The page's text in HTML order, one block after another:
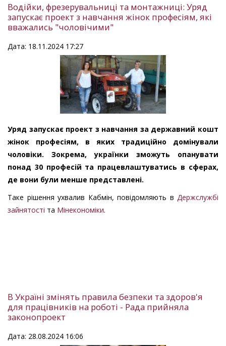
Водійки, фрезерувальниці та монтажниці: Уряд
запускає проект з навчання жінок професіям, які
вважались "чоловічими"
Дата: 18.11.2024 17:27
Уряд запускає проект з навчання за державний кошт
жінок професіям, в яких традиційно домінували
чоловіки. Зокрема, українки зможуть опанувати
понад 30 професій та працевлаштуватись в сферах,
де вони були менше представлені.
Таке рішення ухвалив Кабмін, повідомляють в Держслужбі
зайнятості та Мінекономіки.
В Україні змінять правила безпеки та здоров'я
для працівників на роботі - Рада прийняла
законопроект
Дата: 28.08.2024 16:06